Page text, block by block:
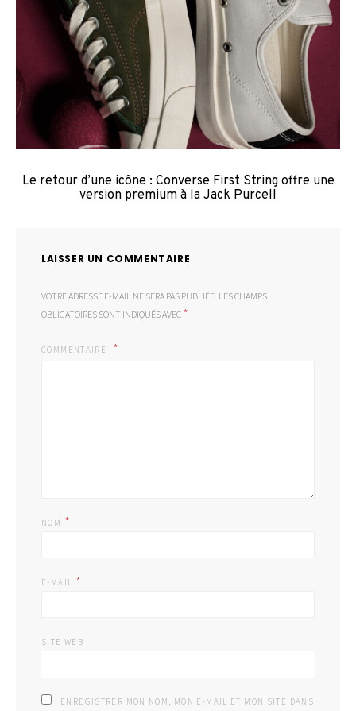
Le retour d’une icône : Converse First String offre une
version premium à la Jack Purcell
LAISSER UN COMMENTAIRE
VOTRE ADRESSE E-MAIL NE SERA PAS PUBLIÉE. LES CHAMPS
OBLIGATOIRES SONT INDIQUÉS AVEC *
COMMENTAIRE
NOM *
E-MAIL *
SITE WEB
ENREGISTRER MON NOM, MON E-MAIL ET MON SITE DANS